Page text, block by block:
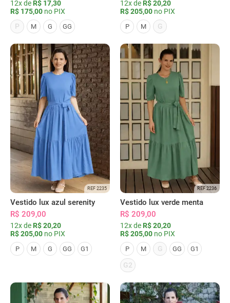
12x de R$ 17,30
R$ 175,00 no PIX
P
M G GG
12x de R$ 20,20
R$ 205,00 no PIX
P M G
REF 2235
Vestido lux azul serenity
R$ 209,00
12x de R$ 20,20
R$ 205,00 no PIX
P M G GG G1
REF 2236
Vestido lux verde menta
R$ 209,00
12x de R$ 20,20
R$ 205,00 no PIX
P M G GG G1
G2